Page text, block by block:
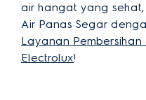
air hangat yang
Air Panas Segar
Layanan
Electrolux!